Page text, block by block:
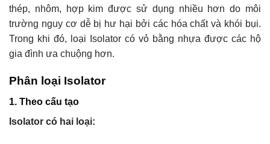
thép, nhôm, hợp kim được sử dụng nhiều hơn do môi
trường nguy cơ dễ bị hư hại bởi các hóa chất và khói bụi.
Trong khi đó, loại Isolator có vỏ bằng nhựa được các hộ
gia đình ưa chuộng hơn.
Phân loại Isolator
1. Theo cấu tạo
Isolator có hai loại: